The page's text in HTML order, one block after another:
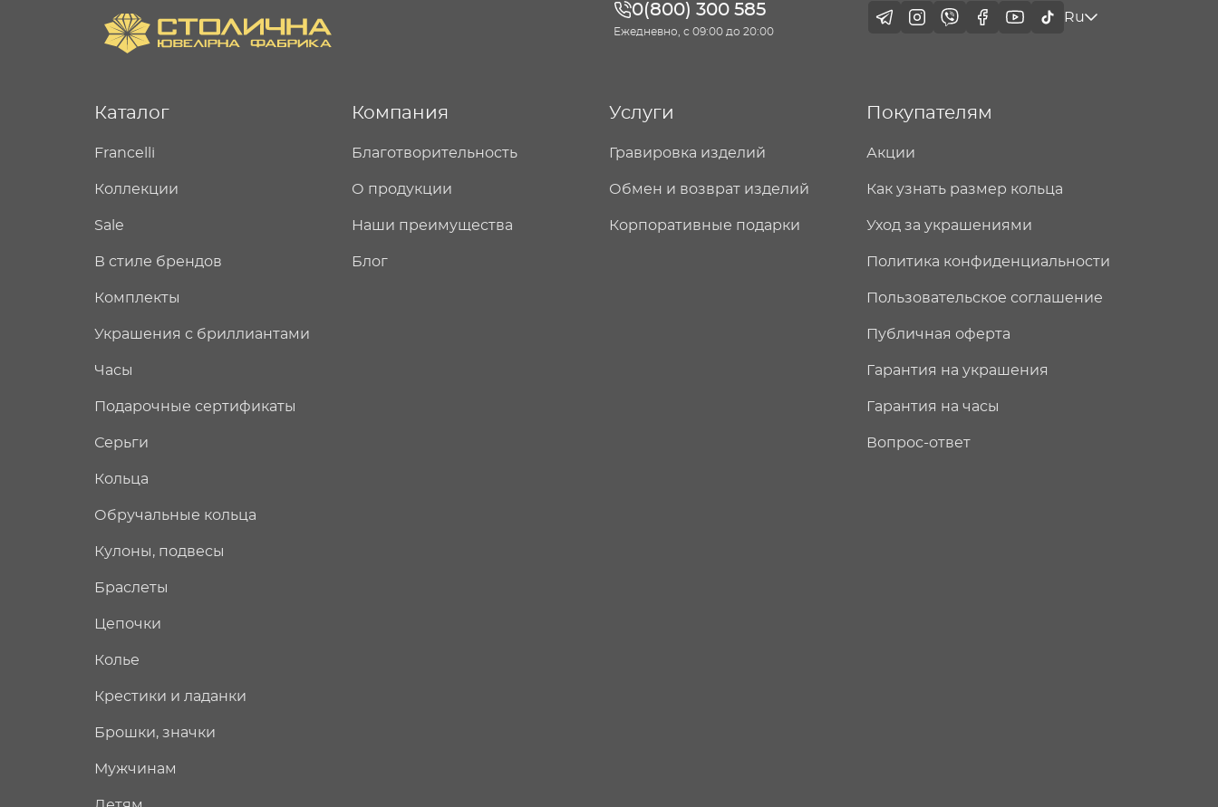
0(800) 300 585
Ежедневно, с 09:00 до 20:00
Ru
Каталог
Francelli
Коллекции
Sale
В стиле брендов
Комплекты
Украшения с бриллиантами
Часы
Подарочные сертификаты
Серьги
Кольца
Обручальные кольца
Кулоны, подвесы
Браслеты
Цепочки
Колье
Крестики и ладанки
Брошки, значки
Мужчинам
Компания
Благотворительность
О продукции
Наши преимущества
Блог
Услуги
Гравировка изделий
Обмен и возврат изделий
Корпоративные подарки
Покупателям
Акции
Как узнать размер кольца
Уход за украшениями
Политика конфиденциальности
Пользовательское соглашение
Публичная оферта
Гарантия на украшения
Гарантия на часы
Вопрос-ответ